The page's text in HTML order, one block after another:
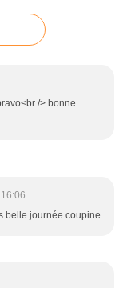
/> bonne
belle journée coupine